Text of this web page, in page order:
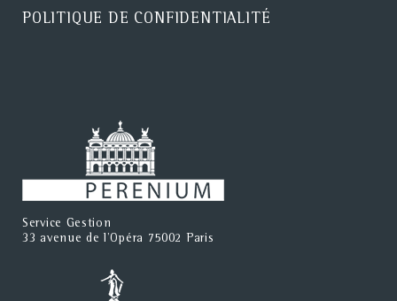
POLITIQUE DE CONFIDENTIALITÉ
Service Gestion
33 avenue de l'Opéra 75002 Paris